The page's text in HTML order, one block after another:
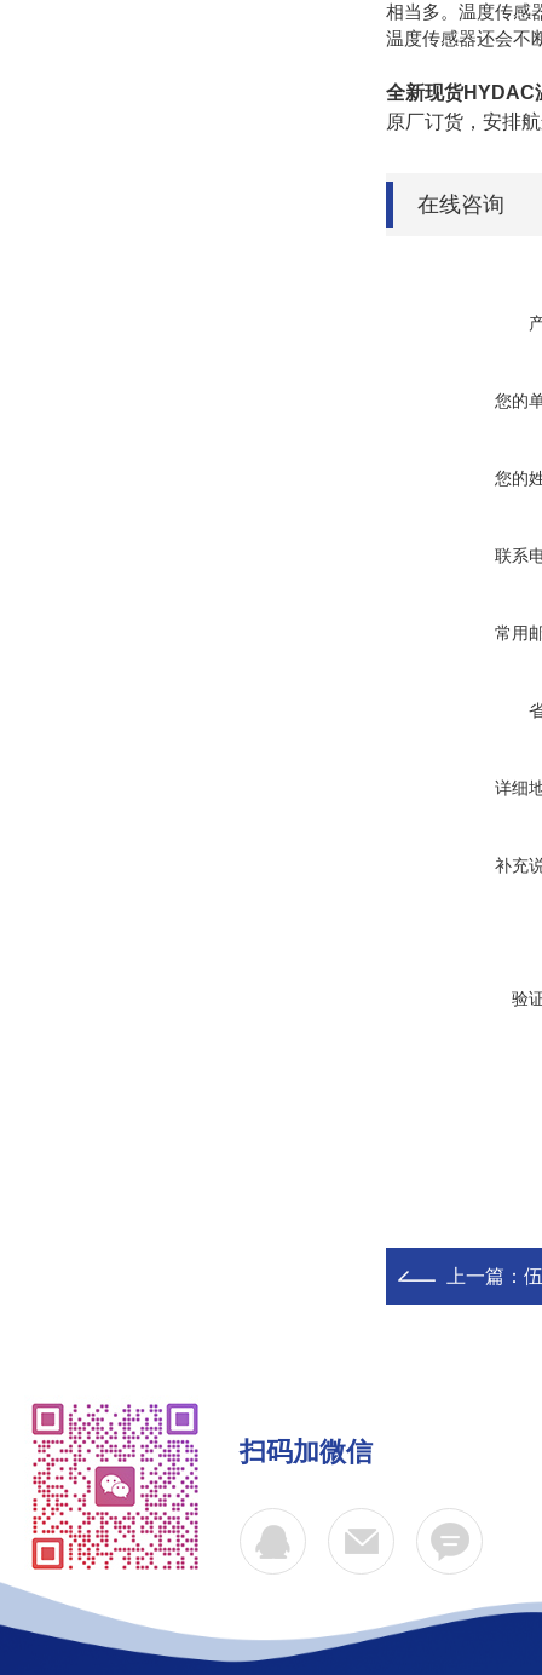
相当多。温度传感
温度传感器还会不
全新现货HYDAC
原厂订货，安排
在线咨询
您的
您的
联系
常用
详细
补充
验
上一篇：
扫码加微信